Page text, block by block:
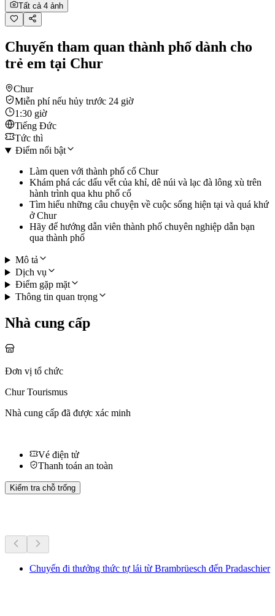
Tất cả 4 ảnh
Chuyến tham quan thành phố dành cho
trẻ em tại Chur
Chur
Miễn phí nếu hủy trước 24 giờ
1:30 giờ
Tiếng Đức
Tức thì
Điểm nổi bật
Làm quen với thành phố cổ Chur
Khám phá các dấu vết của khỉ, dê núi và lạc đà lông xù trên
hành trình qua khu phố cổ
Tìm hiểu những câu chuyện về cuộc sống hiện tại và quá khứ
ở Chur
Hãy để hướng dẫn viên thành phố chuyên nghiệp dẫn bạn
qua thành phố
Mô tả
Dịch vụ
Điểm gặp mặt
Thông tin quan trọng
Nhà cung cấp
Đơn vị tổ chức
Chur Tourismus
Nhà cung cấp đã được xác minh
Vé điện tử
Thanh toán an toàn
Kiểm tra chỗ trống
Chuyến đi thưởng thức tự lái từ Brambrüesch đến Pradaschier